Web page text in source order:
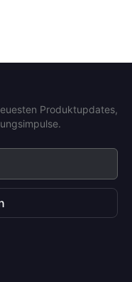
Produktupdates,